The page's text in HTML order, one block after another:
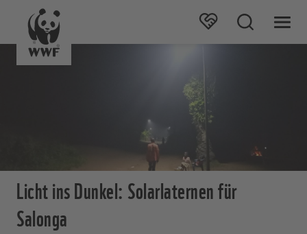
Licht ins Dunkel: Solarlaternen für
Salonga